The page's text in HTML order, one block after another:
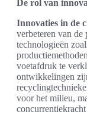
De rol van
Innovaties in de
verbeteren van
technologieën
voetafdruk te
ontwikkelingen
voor het milieu,